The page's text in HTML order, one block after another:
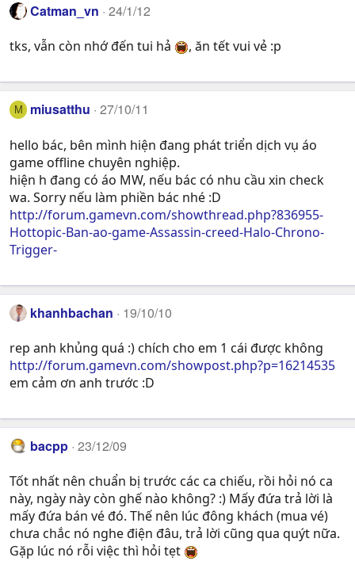
Catman_vn 24/1/12
tks, vẫn còn nhớ đến tui hả , ăn tết vui vẻ :p
M miusatthu 27/10/11
hello bác, bên mình hiện đang phát triển dịch vụ áo
game offline chuyên nghiệp.
hiện h đang có áo MW, nếu bác có nhu cầu xin check
wa. Sorry nếu làm phiền bác nhé :D
http://forum.gamevn.com/showthread.php?836955-
Hottopic-Ban-ao-game-Assassin-creed-Halo-Chrono-
Trigger-
khanhbachan 19/10/10
rep anh khủng quá :) chích cho em 1 cái được không
http://forum.gamevn.com/showpost.php?p=16214535
em cảm ơn anh trước :D
bacpp 23/12/09
Tốt nhất nên chuẩn bị trước các ca chiếu, rồi hỏi nó ca
này, ngày này còn ghế nào không? :) Mấy đứa trả lời là
mấy đứa bán vé đó. Thế nên lúc đông khách (mua vé)
chưa chắc nó nghe điện đâu, trả lời cũng qua quýt nữa.
Gặp lúc nó rỗi việc thì hỏi tẹt